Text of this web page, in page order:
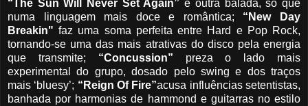
“The Sun Will Never Set Again” é outra balada, só que
numa linguagem mais doce e romântica; “New Day
Breakin" faz uma soma perfeita entre Hard e Pop Rock,
tornando-se uma das mais atrativas do disco pela energia
que transmite; “Concussion”
preza o lado mais
experimental do grupo, dosado pelo swing e dos traços
mais ‘bluesy’; “Reign Of Fire”acusa influências setentistas,
banhada por harmonias de hammond e guitarras no estilo